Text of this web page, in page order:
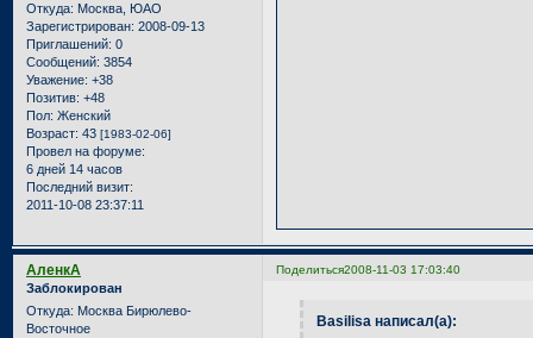
Откуда: Москва, ЮАО
Зарегистрирован: 2008-09-13
Приглашений: 0
Сообщений: 3854
Уважение: +38
Позитив: +48
Пол: Женский
Возраст: 43 [1983-02-06]
Провел на форуме:
6 дней 14 часов
Последний визит:
2011-10-08 23:37:11
Поделиться2008-11-03 17:03:40
АленкА
Заблокирован
Откуда: Москва Бирюлево-
Восточное
Basilisa написал(а):